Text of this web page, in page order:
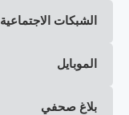
الشبكات الاجتماعية
الموبايل
بلاغ صحفي